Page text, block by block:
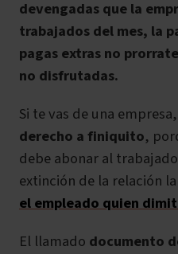
devengadas que la
trabajados del mes, la
pagas extras no
no disfrutadas.
Si te vas de una
derecho a finiquito,
debe abonar al
extinción de la relación
el empleado quien
El llamado documento